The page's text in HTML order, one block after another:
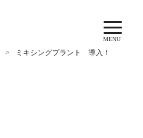
MENU
ミキシングプラント 導入！